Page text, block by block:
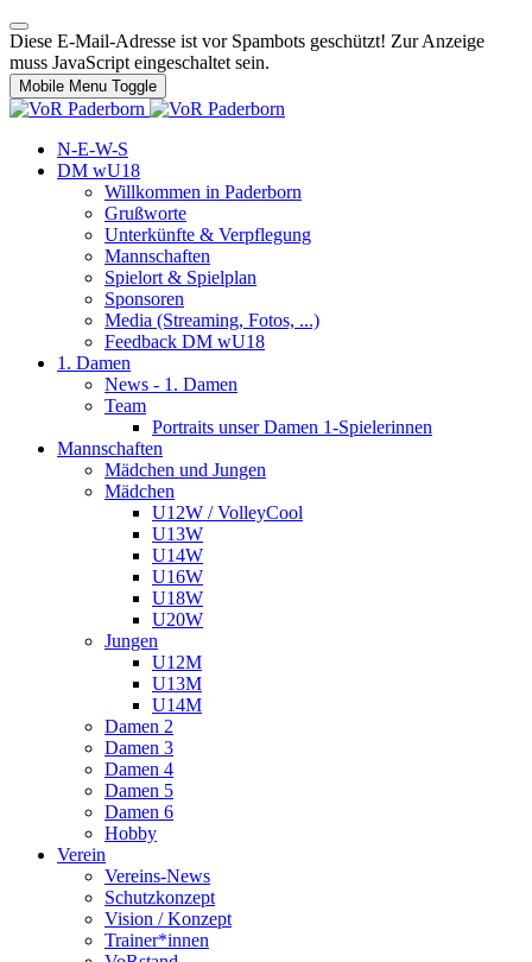
Diese E-Mail-Adresse ist vor Spambots geschützt! Zur Anzeige
muss JavaScript eingeschaltet sein.
Mobile Menu Toggle
N-E-W-S
DM wU18
Willkommen in Paderborn
Grußworte
Unterkünfte & Verpflegung
Mannschaften
Spielort & Spielplan
Sponsoren
Media (Streaming, Fotos, ...)
Feedback DM wU18
1. Damen
News - 1. Damen
Team
Portraits unser Damen 1-Spielerinnen
Mannschaften
Mädchen und Jungen
Mädchen
U12W / VolleyCool
U13W
U14W
U16W
U18W
U20W
Jungen
U12M
U13M
U14M
Damen 2
Damen 3
Damen 4
Damen 5
Damen 6
Hobby
Verein
Vereins-News
Schutzkonzept
Vision / Konzept
Trainer*innen